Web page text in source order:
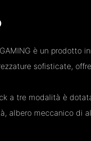
è un prodotto
sofisticate,
a tre modalità è
albero meccanico di